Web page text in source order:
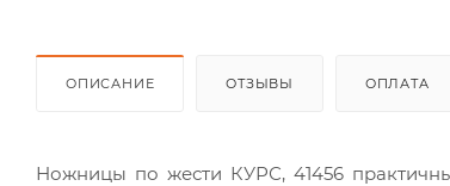
ОПИСАНИЕ ОТЗЫВЫ ОПЛАТА
Ножницы по жести КУРС, 41456